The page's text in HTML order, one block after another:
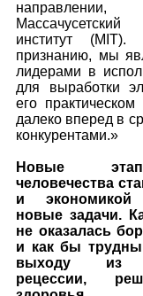
Массачусетский
институт
признанию, мы
лидерами в
для выработки
его
далеко вперед в
конкурентами.»
Новые
человечества
и экономикой
новые задачи.
не оказалась
и как бы
выходу из
рецессии,